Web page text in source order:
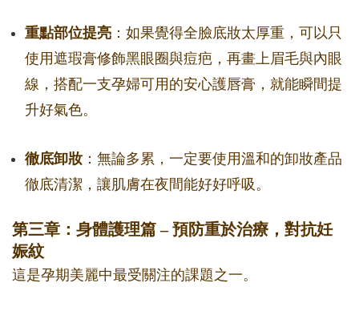
重點部位提亮 ：如果覺得全臉底妝太厚重，可以只
使用遮瑕膏修飾黑眼圈與痘疤，再畫上眉毛與內眼
線，搭配一支孕婦可用的安心護唇膏，就能瞬間提
升好氣色。
徹底卸妝 ：無論多累，一定要使用溫和的卸妝產品
徹底清潔，讓肌膚在夜間能好好呼吸。
第三章：身體護理篇 – 預防重於治療，對抗妊
娠紋
這是孕期美麗中最受關注的課題之一。